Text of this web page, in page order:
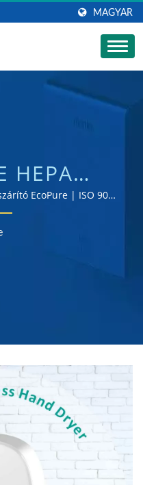
MAGYAR
HEPA
A
|
FŰTÖTT
|
EcoPure | ISO 9001
kézszárító és
gyártó